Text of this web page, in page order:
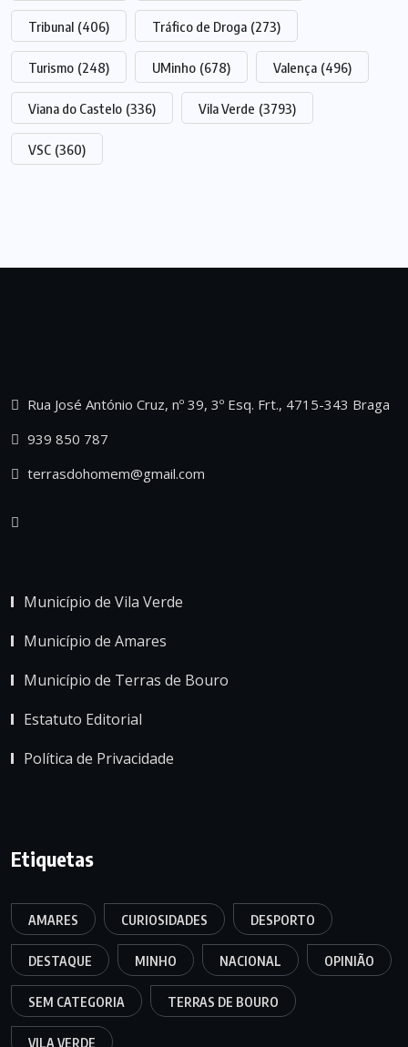
Tribunal (406) Tráfico de Droga (273)
Turismo (248) UMinho (678) Valença (496)
Viana do Castelo (336) Vila Verde (3793)
VSC (360)
Rua José António Cruz, nº 39, 3º Esq. Frt., 4715-343 Braga
939 850 787
terrasdohomem@gmail.com
Município de Vila Verde
Município de Amares
Município de Terras de Bouro
Estatuto Editorial
Política de Privacidade
Etiquetas
AMARES CURIOSIDADES DESPORTO
DESTAQUE MINHO NACIONAL OPINIÃO
SEM CATEGORIA TERRAS DE BOURO
VILA VERDE